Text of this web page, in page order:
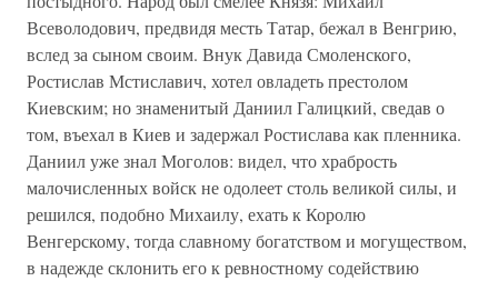
Всеволодович, предвидя месть Татар, бежал в Венгрию,
вслед за сыном своим. Внук Давида Смоленского,
Ростислав Мстиславич, хотел овладеть престолом
Киевским; но знаменитый Даниил Галицкий, сведав о
том, въехал в Киев и задержал Ростислава как пленника.
Даниил уже знал Моголов: видел, что храбрость
малочисленных войск не одолеет столь великой силы, и
решился, подобно Михаилу, ехать к Королю
Венгерскому, тогда славному богатством и могуществом,
в надежде склонить его к ревностному содействию